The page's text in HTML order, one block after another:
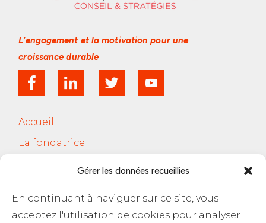
Gérer les données recueillies
En continuant à naviguer sur ce site, vous
acceptez l'utilisation de cookies pour analyser
L’engagement et la motivationpour une
croissance durable
Accueil
La fondatrice
Blog Les RH